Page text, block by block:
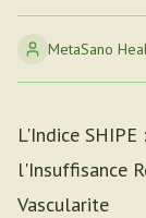
MetaSano
L'Indice
l'Insuffisance
Vascularite